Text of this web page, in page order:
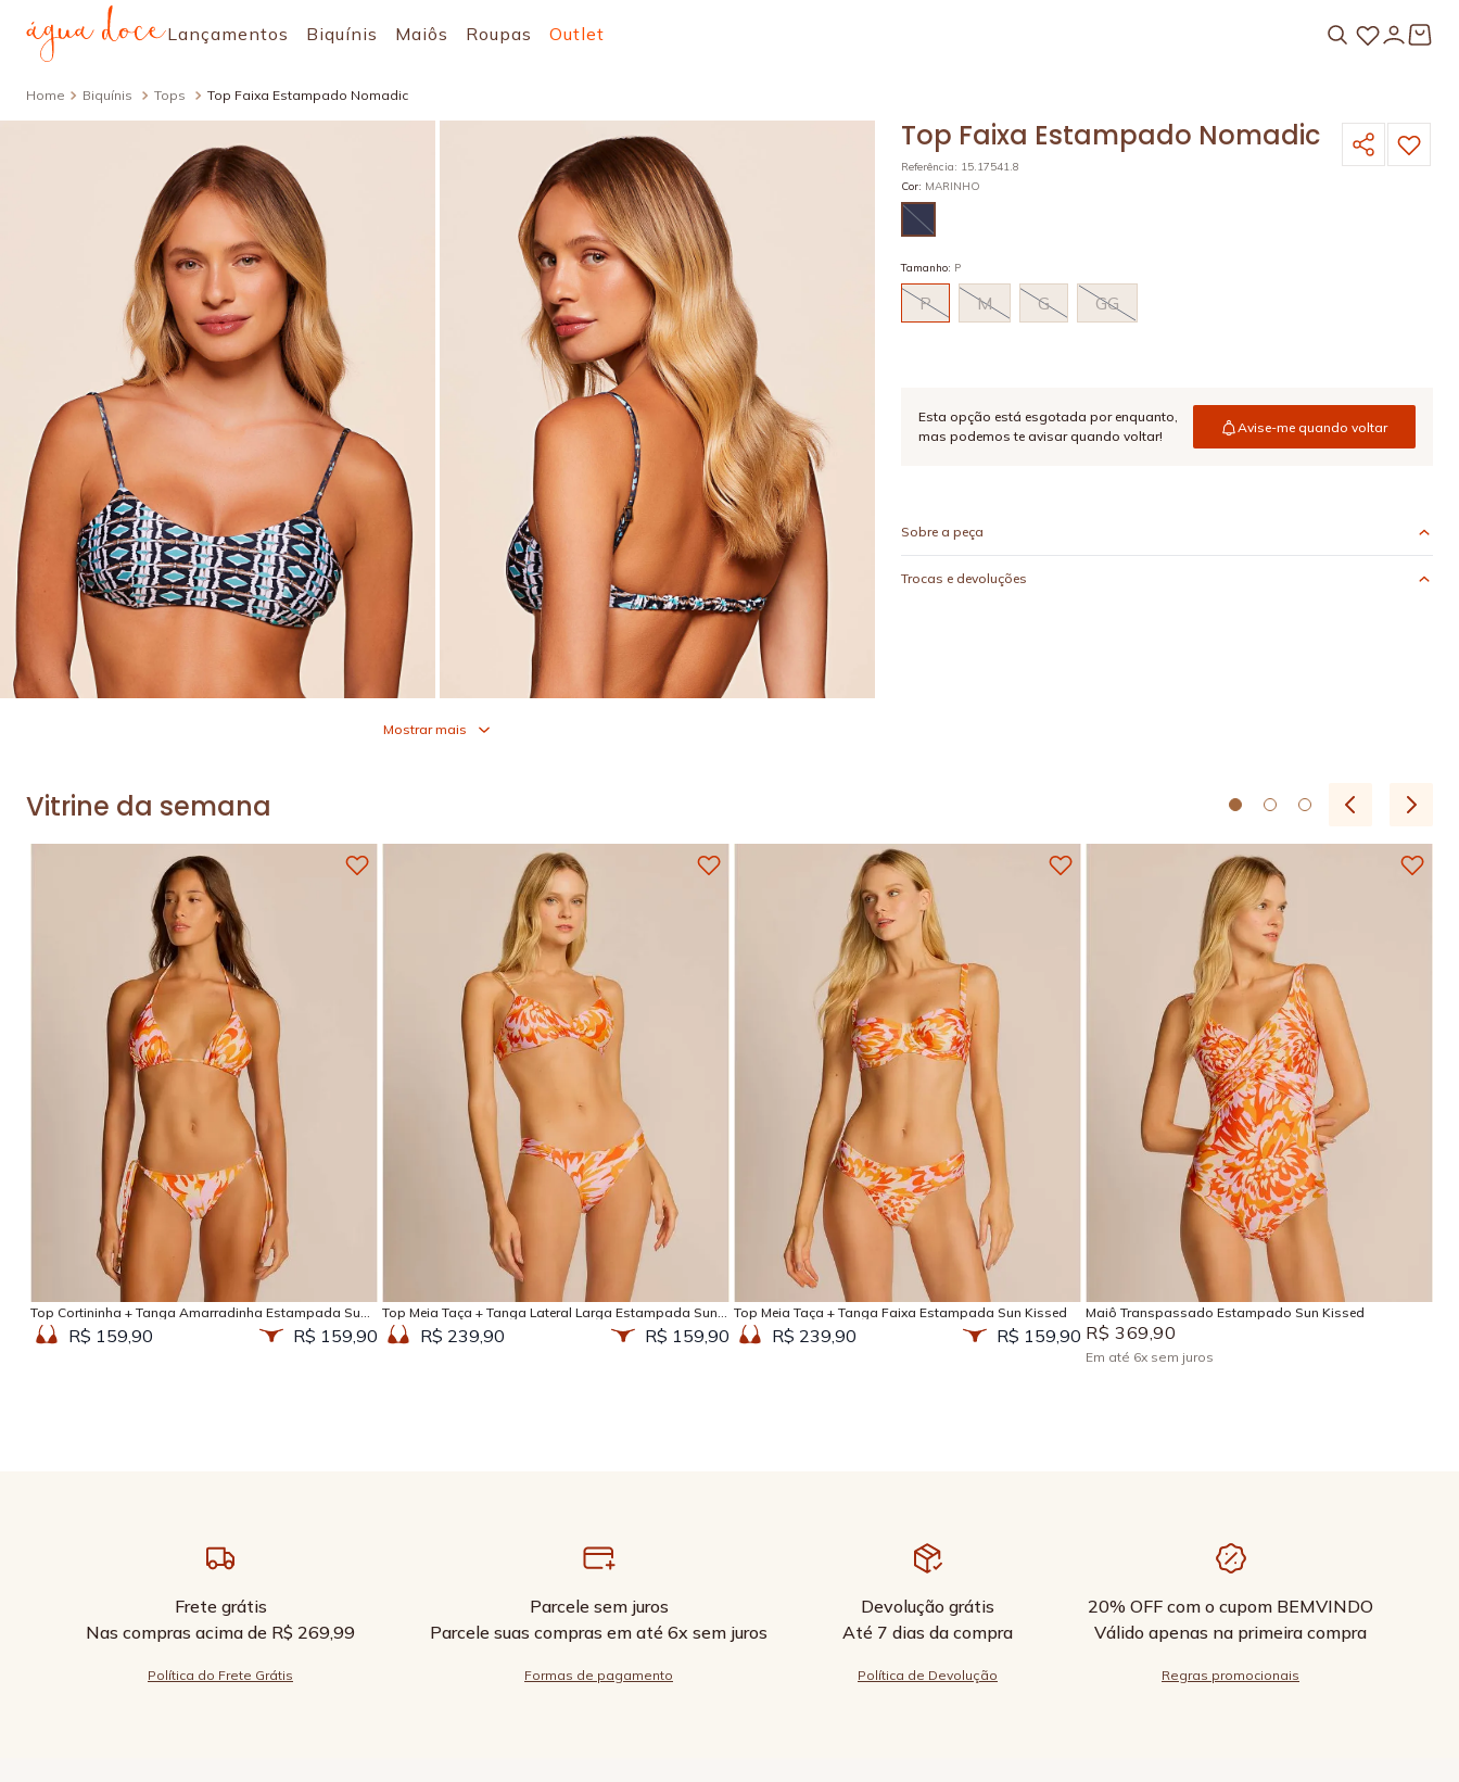
Lançamentos Biquínis Maiôs Roupas Outlet
Biquínis Tops Top Faixa Estampado Nomadic
Mostrar mais
Top Faixa Estampado Nomadic
Referência: 15.17541.8
Cor: MARINHO
Tamanho: P
P M G GG
Esta opção está esgotada por enquanto,
mas podemos te avisar quando voltar!
Avise-me quando voltar
Sobre a peça
Trocas e devoluções
Vitrine da semana
Adicionar na sacola
Top Cortininha + Tanga Amarradinha Estampada Sun
Kissed R$ 159,90 R$ 159,90
Adicionar na sacola
Top Meia Taça + Tanga Lateral Larga Estampada Sun
Kissed R$ 239,90 R$ 159,90
Adicionar na sacola
Top Meia Taça + Tanga Faixa Estampada Sun Kissed
R$ 239,90 R$ 159,90
M G GG
Adicionar na sacola
Maiô Transpassado Estampado Sun Kissed
R$ 369 ,90
Em até 6x sem juros
Frete grátis
Nas compras acima de R$ 269,99
Política do Frete Grátis
Parcele sem juros
Parcele suas compras em até 6x sem juros
Formas de pagamento
Devolução grátis
Até 7 dias da compra
Política de Devolução
20% OFF com o cupom BEMVINDO
Válido apenas na primeira compra
Regras promocionais